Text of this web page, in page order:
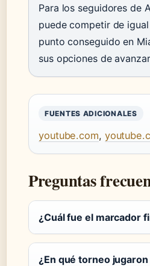
Para los seguidores de
puede competir de
punto conseguido en
sus opciones de
FUENTES ADICIONALES
youtube.com,
Preguntas
¿Cuál fue el marcador
¿En qué torneo